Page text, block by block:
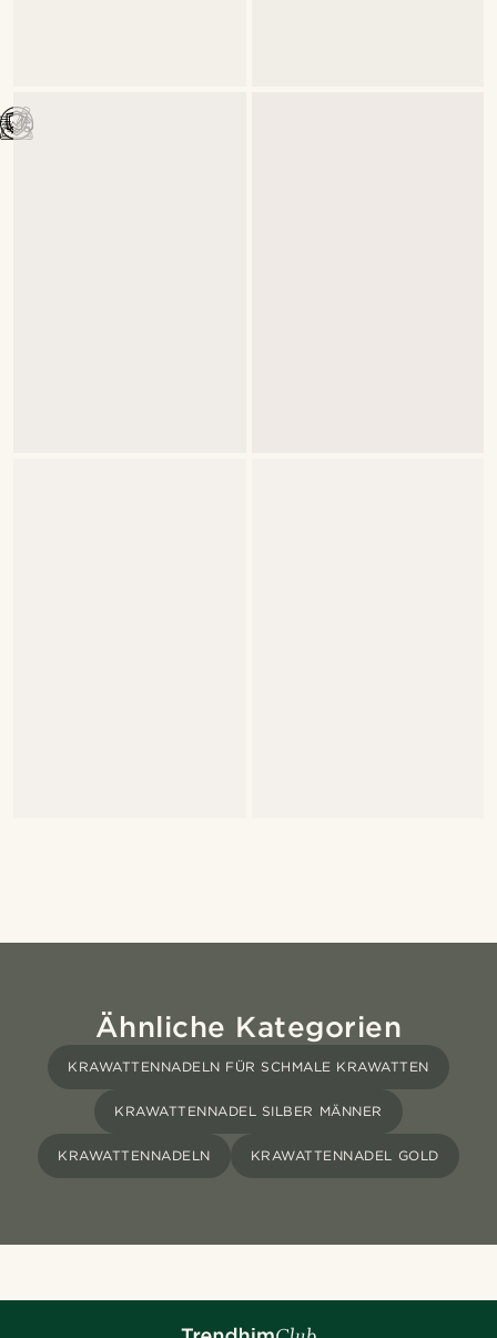
Ähnliche Kategorien
KRAWATTENNADELN FÜR SCHMALE KRAWATTEN
KRAWATTENNADEL SILBER MÄNNER
KRAWATTENNADELN KRAWATTENNADEL GOLD